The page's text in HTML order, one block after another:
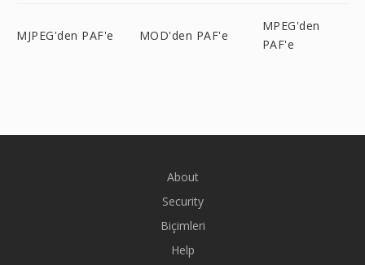
MJPEG'den PAF'e MOD'den PAF'e
MPEG'den
PAF'e
About
Security
Biçimleri
Help